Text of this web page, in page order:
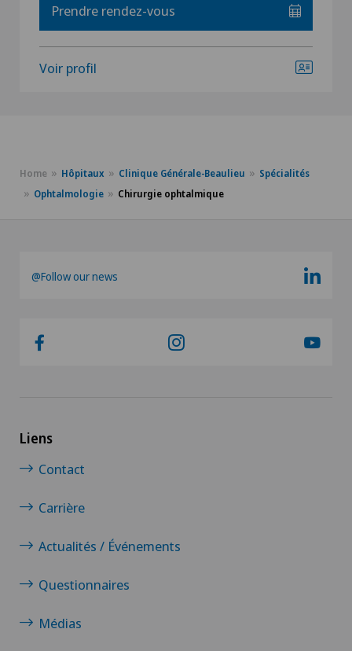
Prendre rendez-vous
Voir profil
Home Hôpitaux Clinique Générale-Beaulieu
Spécialités
Ophtalmologie
Chirurgie ophtalmique
@Follow our news
Liens
Contact
Carrière
Actualités / Événements
Questionnaires
Médias